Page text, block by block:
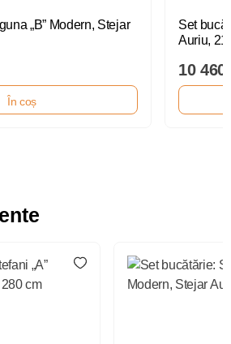
„B” Modern, Stejar
În coș
Set
Auriu,
10 460